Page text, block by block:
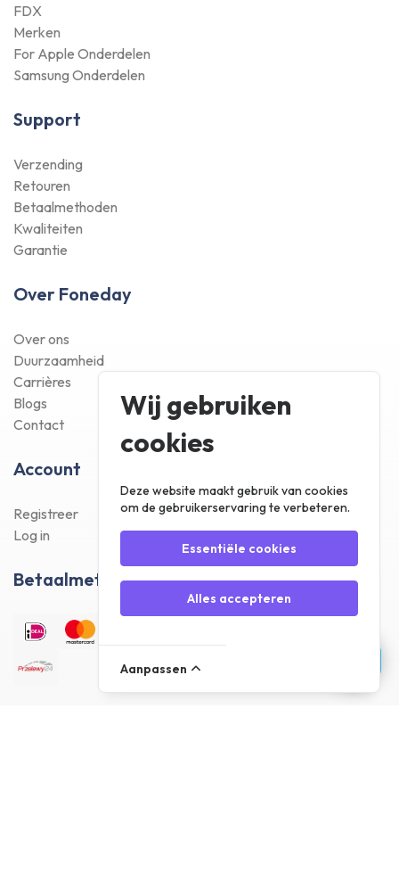
FDX
Merken
For Apple Onderdelen
Samsung Onderdelen
Support
Verzending
Retouren
Betaalmethoden
Kwaliteiten
Garantie
Over Foneday
Over ons
Duurzaamheid
Carrières
Blogs
Contact
Account
Registreer
Log in
Betaalmethodes
Wij gebruiken
cookies
Deze website maakt gebruik van cookies
om de gebruikerservaring te verbeteren.
Essentiële cookies
Alles accepteren
Aanpassen